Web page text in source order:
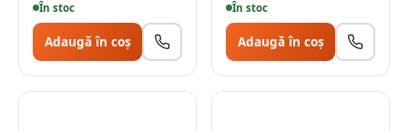
În stoc
Adaugă în coș
În stoc
Adaugă în coș